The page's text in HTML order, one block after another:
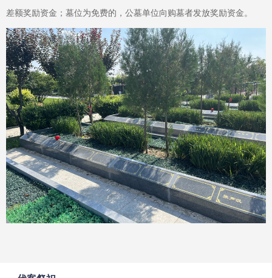
差额奖励资金；墓位为免费的，公墓单位向购墓者发放奖励资金。